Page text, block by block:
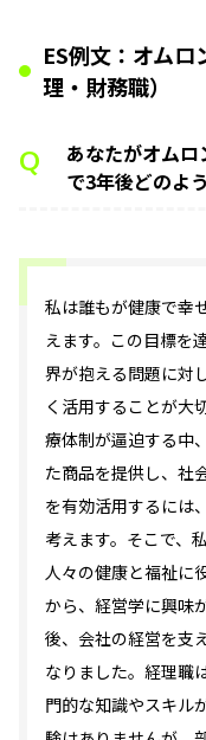
ES例文：オム
理・財務職）
Q
あなたがオム
で3年後どのよ
私は誰もが健康で幸
えます。この目標を
界が抱える問題に対
く活用することが大
療体制が逼迫する中
た商品を提供し、社
を有効活用するには
考えます。そこで、
人々の健康と福祉に
から、経営学に興味
後、会社の経営を支
なりました。経理職
門的な知識やスキル